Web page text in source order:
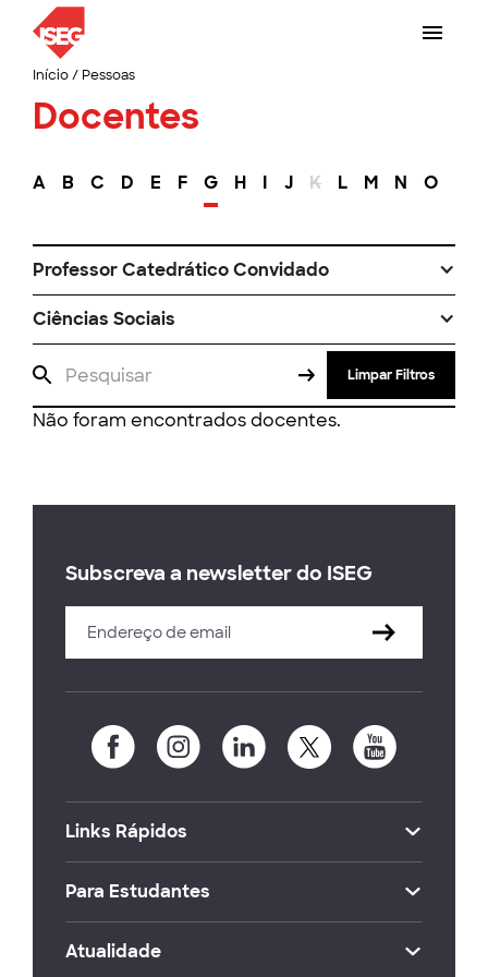
Início/ Pessoas
Docentes
A B C D E F G H I J K L M N O
Professor Catedrático Convidado
Ciências Sociais
Limpar Filtros
Não foram encontrados docentes.
Subscreva a newsletter do ISEG
Links Rápidos
Para Estudantes
Atualidade